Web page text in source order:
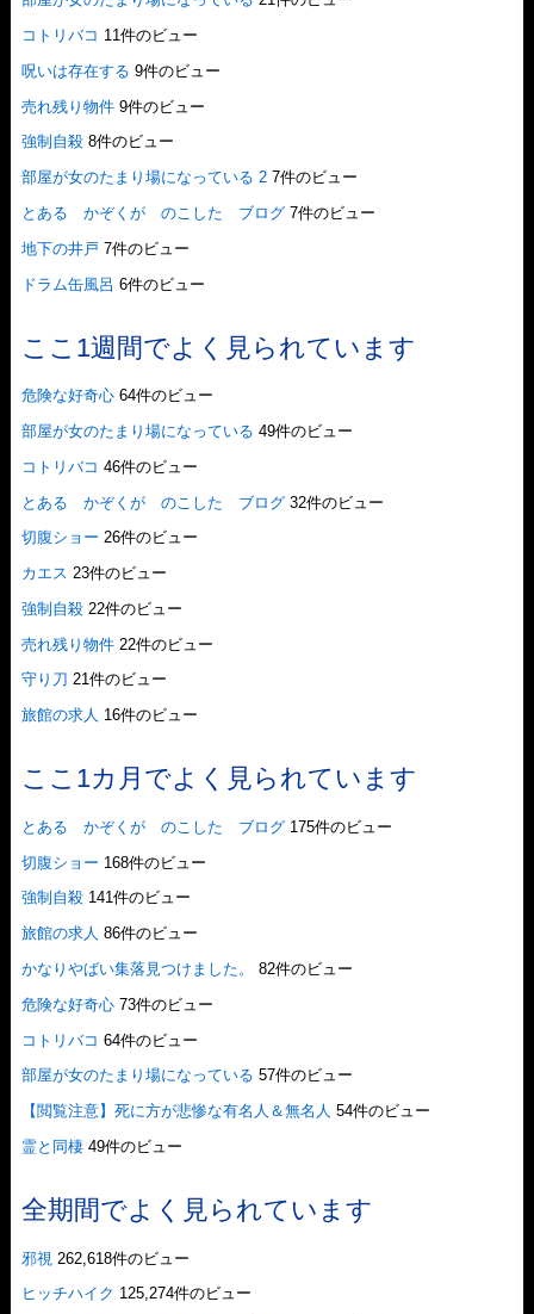
コトリバコ 11件のビュー
呪いは存在する 9件のビュー
売れ残り物件 9件のビュー
強制自殺 8件のビュー
部屋が女のたまり場になっている 2 7件のビュー
とある かぞくが のこした ブログ 7件のビュー
地下の井戸 7件のビュー
ドラム缶風呂 6件のビュー
ここ1週間でよく見られています
危険な好奇心 64件のビュー
部屋が女のたまり場になっている 49件のビュー
コトリバコ 46件のビュー
とある かぞくが のこした ブログ 32件のビュー
切腹ショー 26件のビュー
カエス 23件のビュー
強制自殺 22件のビュー
売れ残り物件 22件のビュー
守り刀 21件のビュー
旅館の求人 16件のビュー
ここ1カ月でよく見られています
とある かぞくが のこした ブログ 175件のビュー
切腹ショー 168件のビュー
強制自殺 141件のビュー
旅館の求人 86件のビュー
かなりやばい集落見つけました。
82件のビュー
危険な好奇心 73件のビュー
コトリバコ 64件のビュー
部屋が女のたまり場になっている 57件のビュー
【閲覧注意】死に方が悲惨な有名人＆無名人 54件のビュー
霊と同棲 49件のビュー
全期間でよく見られています
邪視 262,618件のビュー
ヒッチハイク 125,274件のビュー